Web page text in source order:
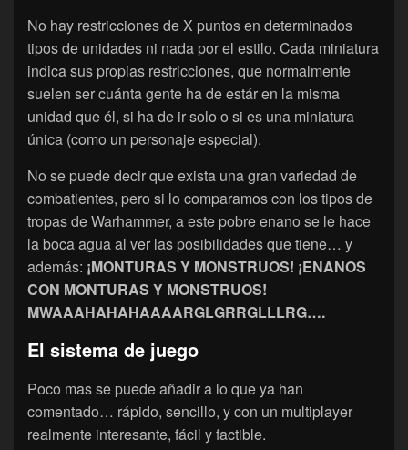
No hay restricciones de X puntos en determinados
tipos de unidades ni nada por el estilo. Cada miniatura
indica sus propias restricciones, que normalmente
suelen ser cuánta gente ha de estár en la misma
unidad que él, si ha de ir solo o si es una miniatura
única (como un personaje especial).
No se puede decir que exista una gran variedad de
combatientes, pero si lo comparamos con los tipos de
tropas de Warhammer, a este pobre enano se le hace
la boca agua al ver las posibilidades que tiene… y
además: ¡MONTURAS Y MONSTRUOS! ¡ENANOS
CON MONTURAS Y MONSTRUOS!
MWAAAHAHAHAAAARGLGRRGLLLRG….
El sistema de juego
Poco mas se puede añadir a lo que ya han
comentado… rápido, sencillo, y con un multiplayer
realmente interesante, fácil y factible.